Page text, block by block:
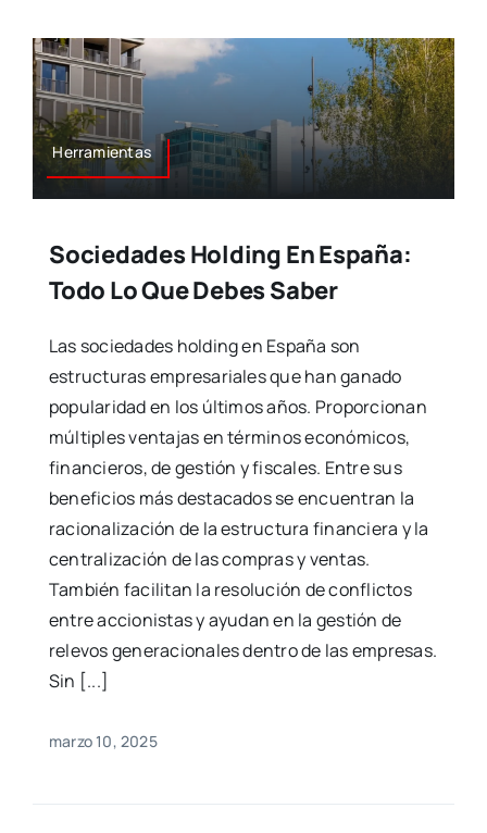
Herramientas
Sociedades Holding En España:
Todo Lo Que Debes Saber
Las sociedades holding en España son
estructuras empresariales que han ganado
popularidad en los últimos años. Proporcionan
múltiples ventajas en términos económicos,
financieros, de gestión y fiscales. Entre sus
beneficios más destacados se encuentran la
racionalización de la estructura financiera y la
centralización de las compras y ventas.
También facilitan la resolución de conflictos
entre accionistas y ayudan en la gestión de
relevos generacionales dentro de las empresas.
Sin [...]
marzo 10, 2025